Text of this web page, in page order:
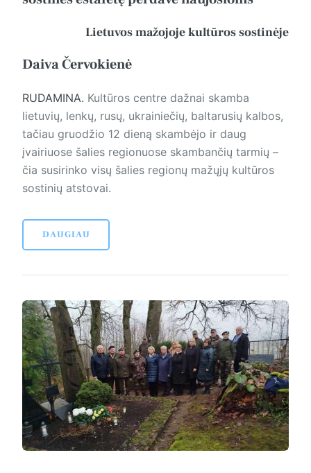
Lietuvos mažojoje kultūros sostinėje
Daiva Červokienė
RUDAMINA. Kultūros centre dažnai skamba
lietuvių, lenkų, rusų, ukrainiečių, baltarusių kalbos,
tačiau gruodžio 12 dieną skambėjo ir daug
įvairiuose šalies regionuose skambančių tarmių –
čia susirinko visų šalies regionų mažųjų kultūros
sostinių atstovai.
DAUGIAU